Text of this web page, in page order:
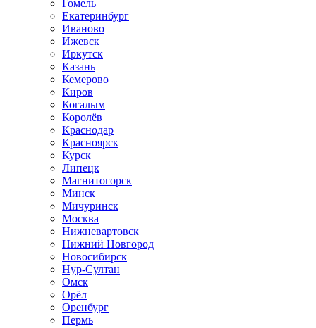
Гомель
Екатеринбург
Иваново
Ижевск
Иркутск
Казань
Кемерово
Киров
Когалым
Королёв
Краснодар
Красноярск
Курск
Липецк
Магнитогорск
Минск
Мичуринск
Москва
Нижневартовск
Нижний Новгород
Новосибирск
Нур-Султан
Омск
Орёл
Оренбург
Пермь